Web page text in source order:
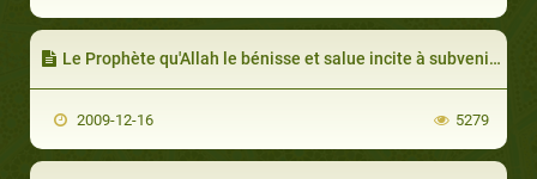
Le Prophète qu'Allah le bénisse et salue incite à subvenir aux besoins de la femme
2009-12-16 5279